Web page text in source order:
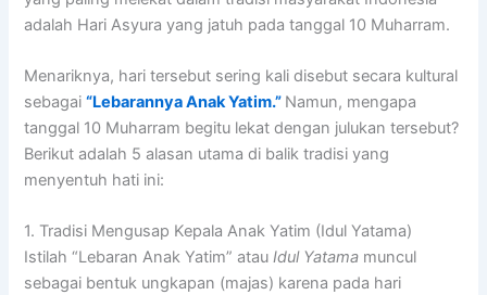
adalah Hari Asyura yang jatuh pada tanggal 10 Muharram.
Menariknya, hari tersebut sering kali disebut secara kultural
sebagai“Lebarannya Anak Yatim.” Namun, mengapa
tanggal 10 Muharram begitu lekat dengan julukan tersebut?
Berikut adalah 5 alasan utama di balik tradisi yang
menyentuh hati ini:
1. Tradisi Mengusap Kepala Anak Yatim (Idul Yatama)
Istilah “Lebaran Anak Yatim” atauIdul Yatama muncul
sebagai bentuk ungkapan (majas) karena pada hari